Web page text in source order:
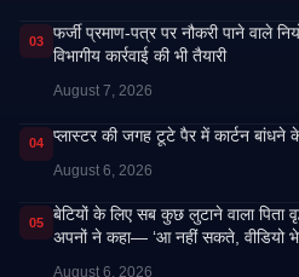
03
फर्जी प्रमाण-पत्र पर नौकरी पाने वाले
विभागीय कार्रवाई की भी तैयारी
August 7, 2026
04 प्लास्टर की जगह टूटे पैर में कार्टन बांधने
August 6, 2026
05
बेटियों के लिए सब कुछ लुटाने वाला पिता
अपनों ने कहा— ‘आ नहीं सकते, वीडियो
August 6, 2026